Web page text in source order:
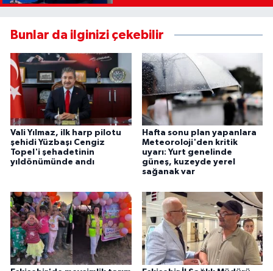
Bunlar da ilginizi çekebilir
Vali Yılmaz, ilk harp pilotu
şehidi Yüzbaşı Cengiz
Topel'i şehadetinin
yıldönümünde andı
Hafta sonu plan yapanlara
Meteoroloji'den kritik
uyarı: Yurt genelinde
güneş, kuzeyde yerel
sağanak var